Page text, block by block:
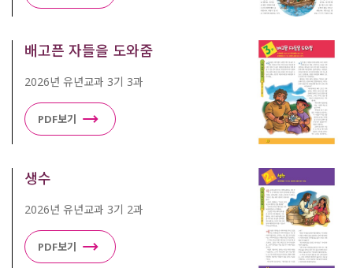
배고픈 자들을 도와줌
2026년 유년교과 3기 3과
PDF보기
생수
2026년 유년교과 3기 2과
PDF보기